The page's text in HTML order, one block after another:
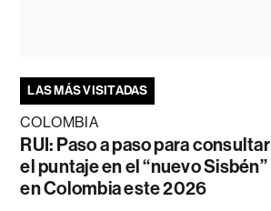
LAS MÁS VISITADAS
COLOMBIA
RUI: Paso a paso para consultar
el puntaje en el “nuevo Sisbén”
en Colombia este 2026